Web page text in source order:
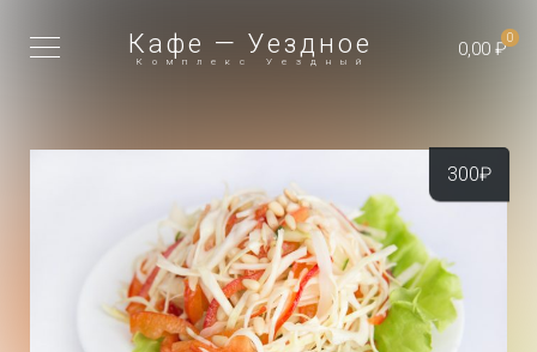
Кафе — Уездное
Комплекс Уездный
0
0,00 ₽
300₽